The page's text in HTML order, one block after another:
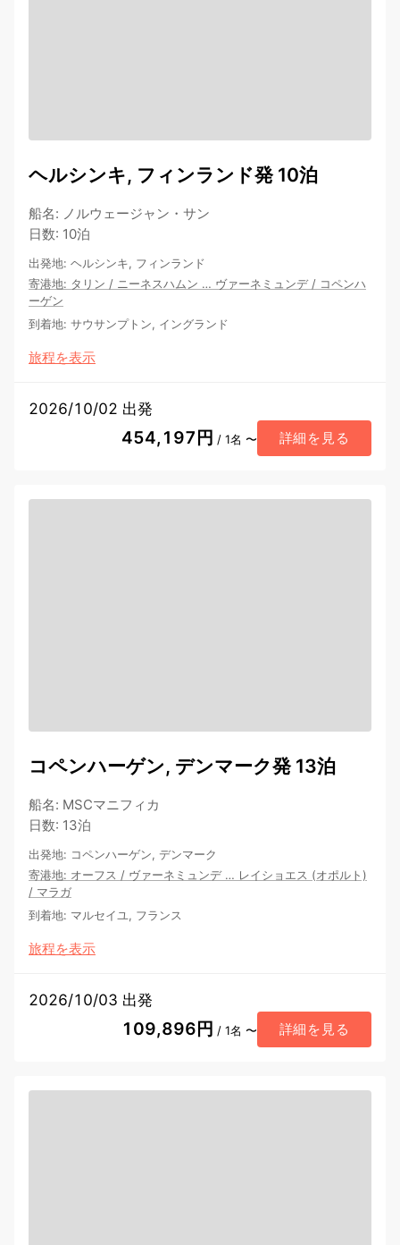
ヘルシンキ, フィンランド発 10泊
船名: ノルウェージャン・サン
日数: 10泊
出発地: ヘルシンキ, フィンランド
寄港地: タリン / ニーネスハムン … ヴァーネミュンデ/ コペンハ
ーゲン
到着地: サウサンプトン, イングランド
旅程を表示
2026/10/02 出発
454,197円 / 1名 〜 詳細を見る
コペンハーゲン, デンマーク発 13泊
船名: MSCマニフィカ
日数: 13泊
出発地: コペンハーゲン, デンマーク
寄港地: オーフス / ヴァーネミュンデ… レイショエス (オポルト)
/ マラガ
到着地: マルセイユ, フランス
旅程を表示
2026/10/03 出発
109,896円 / 1名 〜 詳細を見る